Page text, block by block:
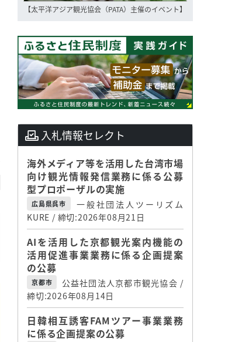
【太平洋アジア観光協会（PATA）主催のイベント】
入札情報セレクト
海外メディア等を活用した台湾市場
向け観光情報発信業務に係る公募
型プロポーザルの実施
広島県呉市
一般社団法人ツーリズム
KURE / 締切:2026年08月21日
AIを活用した京都観光案内機能の
活用促進事業業務に係る企画提案
の公募
京都市
公益社団法人京都市観光協会 /
締切:2026年08月14日
日韓相互誘客FAMツアー事業業務
に係る企画提案の公募